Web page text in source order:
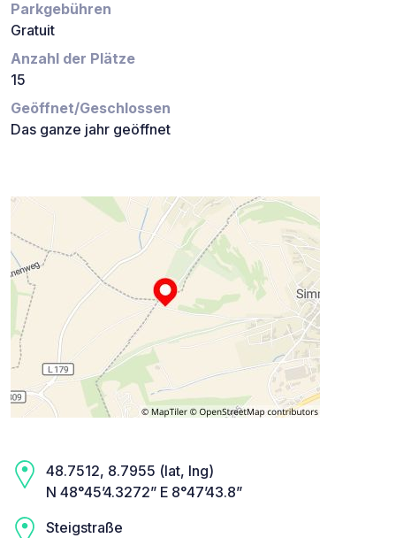
Parkgebühren
Gratuit
Anzahl der Plätze
15
Geöffnet/Geschlossen
Das ganze jahr geöffnet
48.7512, 8.7955 (lat, lng)
N 48°45’4.3272” E 8°47’43.8”
Steigstraße